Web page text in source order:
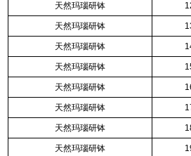
天然玛瑙研钵
天然玛瑙研钵
天然玛瑙研钵
天然玛瑙研钵
天然玛瑙研钵
天然玛瑙研钵
天然玛瑙研钵
天然玛瑙研钵